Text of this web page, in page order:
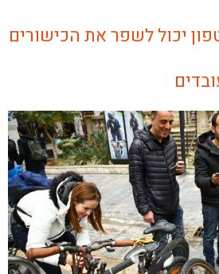
יכול לשפר את הכישורים